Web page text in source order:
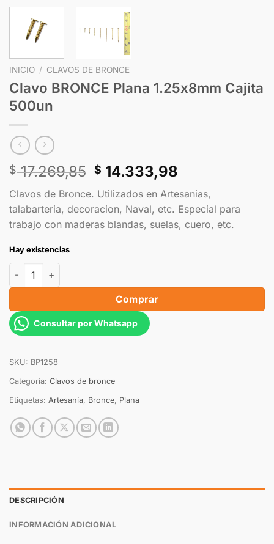
INICIO / CLAVOS DE BRONCE
Clavo BRONCE Plana 1.25x8mm Cajita
500un
$17.269,85 $ 14.333,98
Clavos de Bronce. Utilizados en Artesanias,
talabarteria, decoracion, Naval, etc. Especial para
trabajo con maderas blandas, suelas, cuero, etc.
Hay existencias
Comprar
Consultar por Whatsapp
SKU: BP1258
Categoría: Clavos de bronce
Etiquetas: Artesanía, Bronce, Plana
DESCRIPCIÓN
INFORMACIÓN ADICIONAL